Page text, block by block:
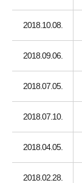
2018.10.08.
2018.09.06.
2018.07.05.
2018.07.10.
2018.04.05.
2018.02.28.